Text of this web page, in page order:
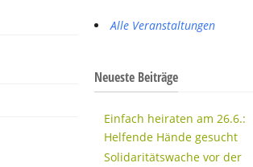
Alle Veranstaltungen
Neueste Beiträge
Einfach heiraten am 26.6.:
Helfende Hände gesucht
Solidaritätswache vor der